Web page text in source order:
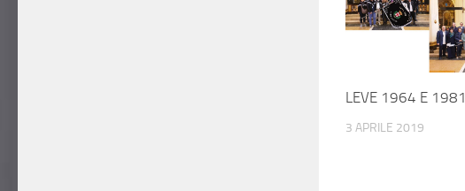
LEVE 1964 E 1981
3 APRILE 2019